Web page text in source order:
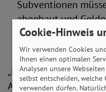
Subventionen
abgebaut und
zu
werden.
„Eine grundsätzliche
Autobahnen und
Cookie-Hinweis
Wir verwenden Cookies
Ihnen einen optimalen
Analysen unsere
selbst entscheiden,
verwenden dürfen.